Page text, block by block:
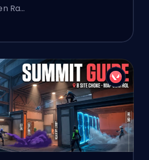
Ra…